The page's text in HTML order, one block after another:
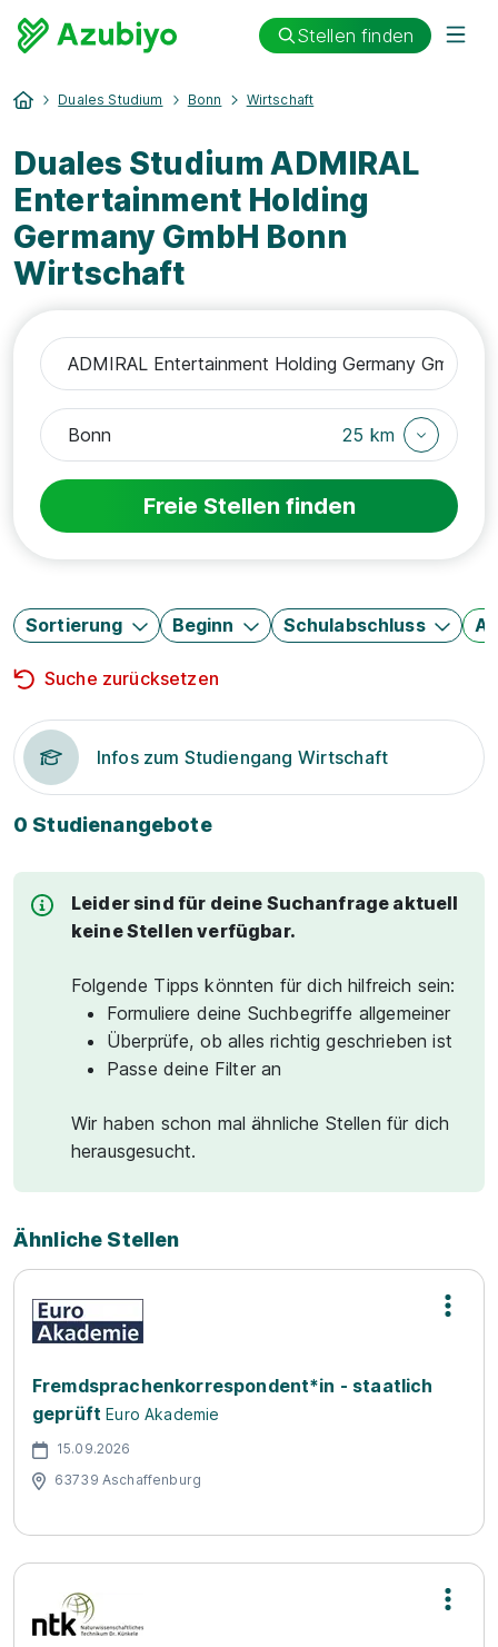
Stellen finden
Duales Studium Bonn Wirtschaft
Duales Studium ADMIRAL
Entertainment Holding
Germany GmbH Bonn
Wirtschaft
25 km
Freie Stellen finden
Sortierung Beginn Schulabschluss
Suche zurücksetzen
Infos zum Studiengang Wirtschaft
0 Studienangebote
Leider sind für deine Suchanfrage aktuell
keine Stellen verfügbar.
Folgende Tipps könnten für dich hilfreich sein:
Formuliere deine Suchbegriffe allgemeiner
Überprüfe, ob alles richtig geschrieben ist
Passe deine Filter an
Wir haben schon mal ähnliche Stellen für dich
herausgesucht.
Ähnliche Stellen
Fremdsprachenkorrespondent*in - staatlich
geprüft Euro Akademie
15.09.2026
63739 Aschaffenburg